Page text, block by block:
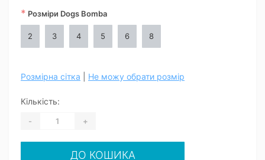
* Розміри Dogs Bomba
2 3 4 5 6 8
Розмірна сітка Не можу обрати розмір
Кількість:
- +
ДО КОШИКА